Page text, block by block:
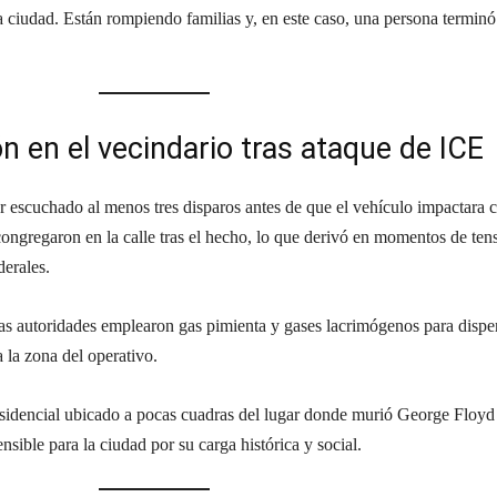
ciudad. Están rompiendo familias y, en este caso, una persona terminó
en el vecindario tras ataque de ICE
al menos tres disparos antes de que el vehículo impactara
en la calle tras el hecho, lo que derivó en momentos de
autoridades emplearon gas pimienta y gases lacrimógenos para
la zona del operativo.
ubicado a pocas cuadras del lugar donde murió George Floyd
para la ciudad por su carga histórica y social.